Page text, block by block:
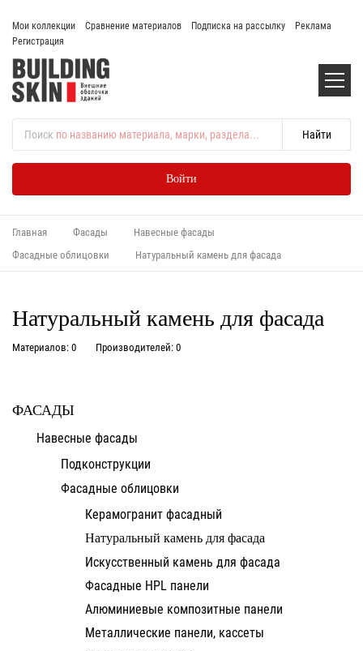
Мои коллекции Сравнение материалов Подписка на рассылку
Реклама
Регистрация
Поиск по названию материала, марки, раздела...
Войти
Главная Фасады
Навесные фасады
Фасадные облицовки
Натуральный камень для фасада
Натуральный камень для фасада
Материалов: 0 Производителей: 0
ФАСАДЫ
Навесные фасады
Подконструкции
Фасадные облицовки
Керамогранит фасадный
Натуральный камень для фасада
Искусственный камень для фасада
Фасадные HPL панели
Алюминиевые композитные панели
Металлические панели, кассеты